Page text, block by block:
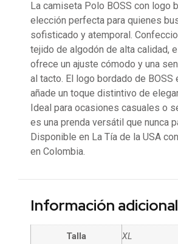
La camiseta Polo BOSS con logo
elección perfecta para quienes
sofisticado y atemporal.
tejido de algodón de alta calidad,
ofrece un ajuste cómodo y una
al tacto. El logo bordado de BOSS
añade un toque distintivo de
Ideal para ocasiones casuales o
es una prenda versátil que nunca
Disponible en La Tía de la USA
en Colombia.
Información adicional
Talla XL